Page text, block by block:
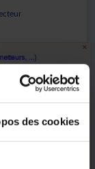
des cookies